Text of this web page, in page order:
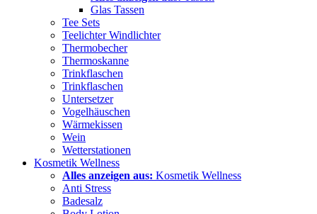
Glas Tassen
Tee Sets
Teelichter Windlichter
Thermobecher
Thermoskanne
Trinkflaschen
Trinkflaschen
Untersetzer
Vogelhäuschen
Wärmekissen
Wein
Wetterstationen
Kosmetik Wellness
Alles anzeigen aus: Kosmetik Wellness
Anti Stress
Badesalz